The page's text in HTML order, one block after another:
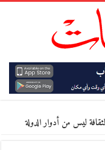
ليس من أدوار الدولة